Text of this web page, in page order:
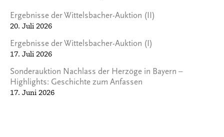
Ergebnisse der Wittelsbacher-Auktion (II)
20. Juli 2026
Ergebnisse der Wittelsbacher-Auktion (I)
17. Juli 2026
Sonderauktion Nachlass der Herzöge in Bayern –
Highlights: Geschichte zum Anfassen
17. Juni 2026